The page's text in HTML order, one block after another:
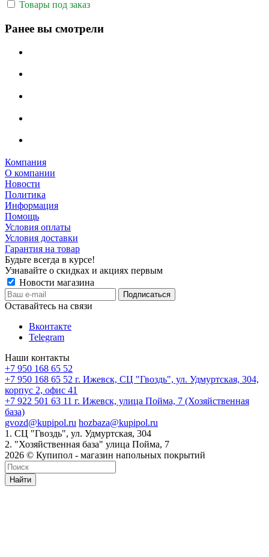
Товары под заказ
Ранее вы смотрели
Компания
О компании
Новости
Политика
Информация
Помощь
Условия оплаты
Условия доставки
Гарантия на товар
Будьте всегда в курсе!
Узнавайте о скидках и акциях первым
Новости магазина
Оставайтесь на связи
Вконтакте
Telegram
Наши контакты
+7 950 168 65 52
+7 950 168 65 52 г. Ижевск, СЦ "Гвоздь", ул. Удмуртская, 304,
корпус 2, офис 41
+7 922 501 63 11 г. Ижевск, улица Пойма, 7 (Хозяйственная
база)
gvozd@kupipol.ru hozbaza@kupipol.ru
1. СЦ "Гвоздь", ул. Удмуртская, 304
2. "Хозяйственная база" улица Пойма, 7
2026 © Купипол - магазин напольных покрытий
Найти